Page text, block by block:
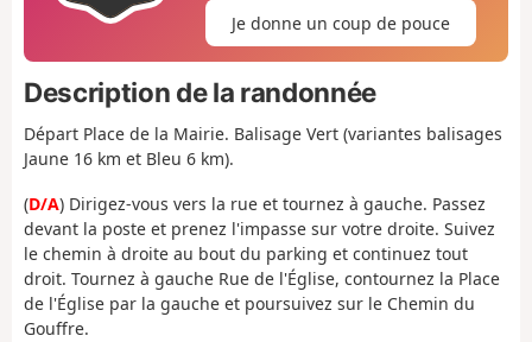
Je donne un coup de pouce
Description de la randonnée
Départ Place de la Mairie. Balisage Vert (variantes balisages
Jaune 16 km et Bleu 6 km).
(D/A) Dirigez-vous vers la rue et tournez à gauche. Passez
devant la poste et prenez l'impasse sur votre droite. Suivez
le chemin à droite au bout du parking et continuez tout
droit. Tournez à gauche Rue de l'Église, contournez la Place
de l'Église par la gauche et poursuivez sur le Chemin du
Gouffre.